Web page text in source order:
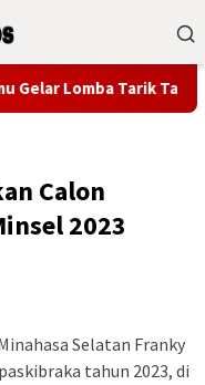
Lomba Tarik Tambang
Calon
2023
Selatan Franky
tahun 2023, di